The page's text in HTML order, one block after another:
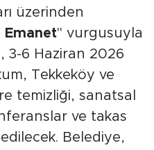
üzerinden
Emanet" vurgusuyla
3-6 Haziran 2026
Tekkeköy ve
temizliği, sanatsal
ve takas
Belediye,